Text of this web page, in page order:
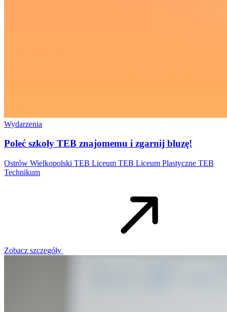
Wydarzenia
Poleć szkoły TEB znajomemu i zgarnij bluzę!
Ostrów Wielkopolski TEB Liceum TEB Liceum Plastyczne TEB
Technikum
Zobacz szczegóły